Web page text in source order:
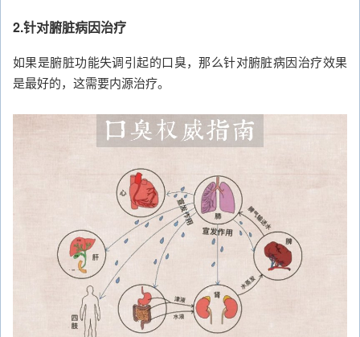
2.针对腑脏病因治疗
如果是腑脏功能失调引起的口臭，那么针对腑脏病因治疗效果
是最好的，这需要内源治疗。